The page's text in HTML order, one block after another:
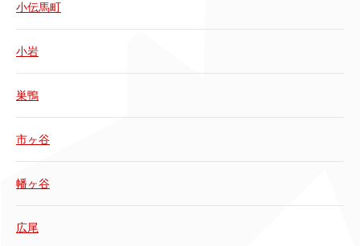
小伝馬町
小岩
巣鴨
市ヶ谷
幡ヶ谷
広尾